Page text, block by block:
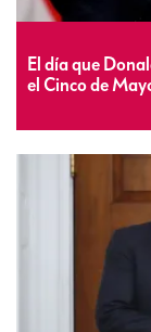
El día que
el Cinco de